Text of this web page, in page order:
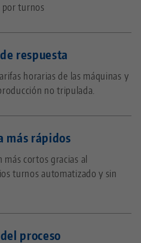
por turnos
respuesta
horarias de las máquinas y
no tripulada.
más rápidos
cortos gracias al
turnos automatizado y sin
proceso